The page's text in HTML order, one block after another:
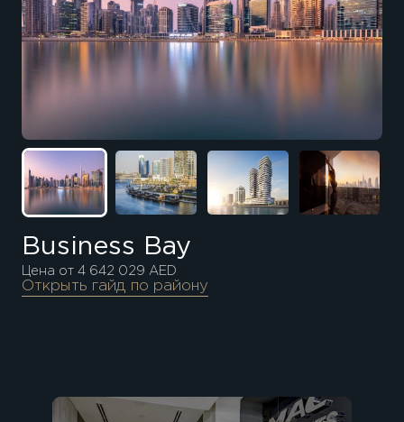
Business Bay
Цена от 4 642 029 AED
Открыть гайд по району